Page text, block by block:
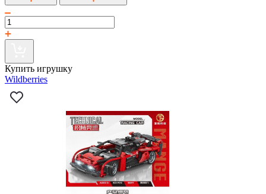
Купить игрушку
Wildberries